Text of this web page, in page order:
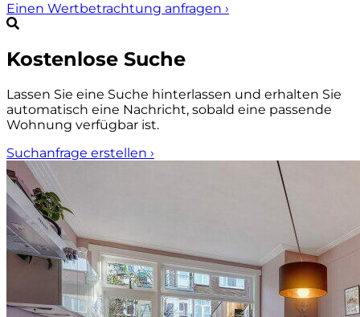
Einen Wertbetrachtung anfragen ›
Kostenlose Suche
Lassen Sie eine Suche hinterlassen und erhalten Sie
automatisch eine Nachricht, sobald eine passende
Wohnung verfügbar ist.
Suchanfrage erstellen ›